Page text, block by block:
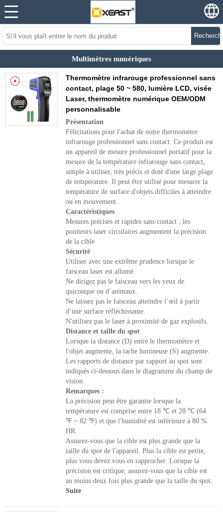
Multimètres numériques
Thermomètre infrarouge professionnel sans
contact, plage 50 ~ 580, lumière LCD, visée
Laser, thermomètre numérique OEM/ODM
personnalisable
Présentation
Félicitations pour l'achat de notre thermomètre
infrarouge professionnel sans contact. Ce produit est
un appareil de mesure professionnel portatif pour la
mesure de la température infrarouge sans contact,
simple à utiliser, très précis et doté d'une large plage
de température. Il peut être utilisé pour mesurer la
température de surface d'objets difficiles à atteindre
ou en mouvement.
Caractéristiques
Mesures précises et rapides sans contact ; les
pointeurs laser circulaires augmentent la précision
de la cible
Sécurité
Utiliser avec une extrême prudence lorsque le
faisceau laser est allumé.
Ne dirigez pas le faisceau vers les yeux de
quiconque ou d’animaux.
Ne laissez pas le faisceau atteindre l’œil à partir
d’une surface réfléchissante.
N'utilisez pas le laser à proximité de gaz explosifs.
Distance et taille du spot
Lorsque la distance (D) entre le thermomètre et
l'objet augmente, la tache lumineuse (S) augmente.
Les rapports de distance par rapport au spot sont
indiqués ci-dessous dans le diagramme du champ de
vision.
Remarques :
La précision peut être garantie lorsque la
température est comprise entre 18 ℃ et 28 ℃ (64
℉ ~ 82 ℉) et que l'humidité est inférieure à 80 %
HR.
Assurez-vous que la cible est plus grande que la
taille du spot de l'appareil. Plus la cible est petite,
plus vous devez vous en rapprocher. Lorsque la
précision est critique, assurez-vous que la cible est
au moins deux fois plus grande que la taille du spot.
Suite